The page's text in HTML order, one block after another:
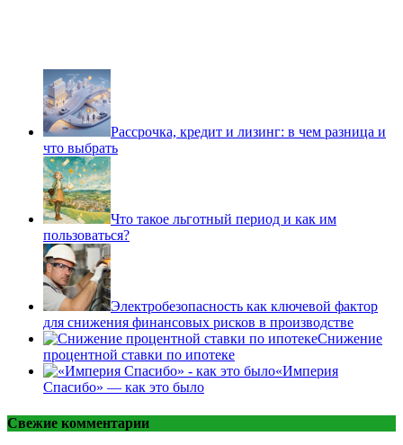
Рассрочка, кредит и лизинг: в чем разница и
что выбрать
Что такое льготный период и как им
пользоваться?
Электробезопасность как ключевой фактор
для снижения финансовых рисков в производстве
Снижение
процентной ставки по ипотеке
«Империя
Спасибо» — как это было
Свежие комментарии